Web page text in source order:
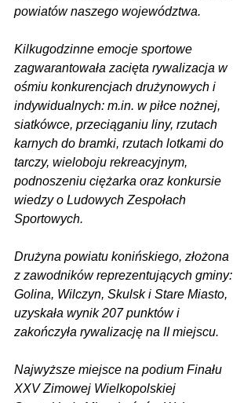
powiatów naszego województwa.
Kilkugodzinne emocje sportowe
zagwarantowała zacięta rywalizacja w
ośmiu konkurencjach drużynowych i
indywidualnych: m.in. w piłce nożnej,
siatkówce, przeciąganiu liny, rzutach
karnych do bramki, rzutach lotkami do
tarczy, wieloboju rekreacyjnym,
podnoszeniu ciężarka oraz konkursie
wiedzy o Ludowych Zespołach
Sportowych.
Drużyna powiatu konińskiego, złożona
z zawodników reprezentujących gminy:
Golina, Wilczyn, Skulsk i Stare Miasto,
uzyskała wynik 207 punktów i
zakończyła rywalizację na II miejscu.
Najwyższe miejsce na podium Finału
XXV Zimowej Wielkopolskiej